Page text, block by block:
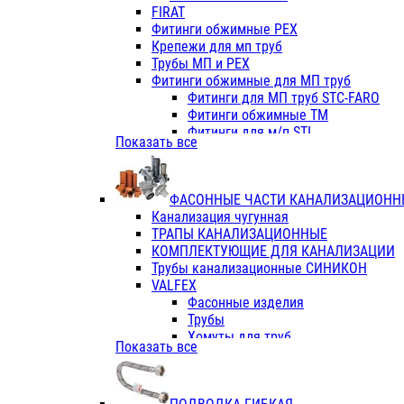
Фитинги ПП белые
Фитинги ПП белые
Фитинги ППс металл.белые
VALFEX
Трубы PE-RT
Трубы ПП водопровод белые
Трубы ПП водопровод серые
Трубы армированные
Трубы армированные
Фитинги с металл. серые
Фитинги ПП (серые)
Фитинги ПП белые
Краны
Фитинги ПП (белые)
Фитинги ПП с металлом белые
ПК КОНТУР
Краны полипропиленовые
Трубы полипропиленивые
FIRAT
Фитинги обжимные PEX
Крепежи для мп труб
Трубы МП и PEX
Фитинги обжимные для МП труб
Фитинги для МП труб STC-FARO
Фитинги обжимные ТМ
Фитинги для м/п STI
Фитинги для МП труб TITAN
TK
VALFEX
Показать все
ФАСОННЫЕ ЧАСТИ
Канализация чугунная
ТРАПЫ КАНАЛИЗАЦИОННЫЕ
КОМПЛЕКТУЮЩИЕ ДЛЯ КАНАЛИЗАЦИИ
Трубы канализационные СИНИКОН
VALFEX
Фасонные изделия
Трубы
Хомуты для труб
ПВХ (стройполимер)
Показать все